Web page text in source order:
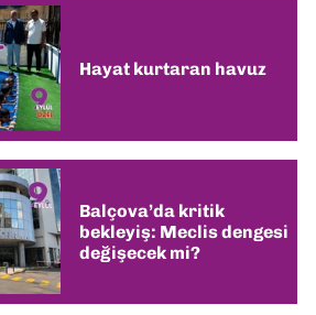
Hayat kurtaran havuz
Balçova’da kritik
bekleyiş: Meclis dengesi
değişecek mi?